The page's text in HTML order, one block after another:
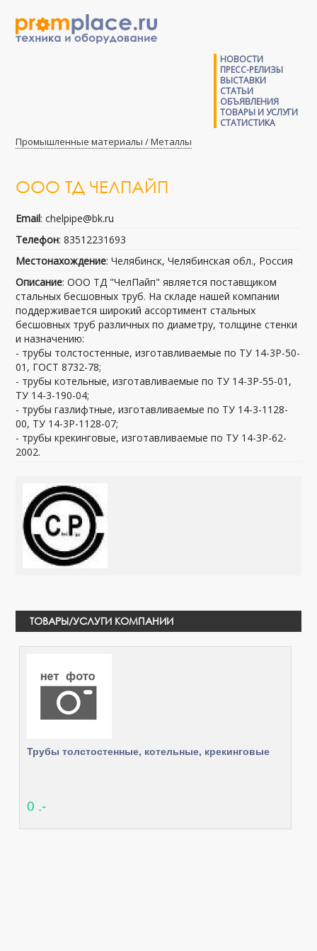
НОВОСТИ
ПРЕСС-РЕЛИЗЫ
ВЫСТАВКИ
СТАТЬИ
ОБЪЯВЛЕНИЯ
ТОВАРЫ И УСЛУГИ
СТАТИСТИКА
Промышленные материалы / Металлы
ООО ТД ЧЕЛПАЙП
Email: chelpipe@bk.ru
Телефон: 83512231693
Местонахождение: Челябинск, Челябинская обл., Россия
Описание: ООО ТД "ЧелПайп" является поставщиком
стальных бесшовных труб. На складе нашей компании
поддерживается широкий ассортимент стальных
бесшовных труб различных по диаметру, толщине стенки
и назначению:
- трубы толстостенные, изготавливаемые по ТУ 14-3Р-50-
01, ГОСТ 8732-78;
- трубы котельные, изготавливаемые по ТУ 14-3Р-55-01,
ТУ 14-3-190-04;
- трубы газлифтные, изготавливаемые по ТУ 14-3-1128-
00, ТУ 14-3Р-1128-07;
- трубы крекинговые, изготавливаемые по ТУ 14-3Р-62-
2002.
ТОВАРЫ/УСЛУГИ КОМПАНИИ
Трубы толстостенные, котельные, крекинговые
0 .-